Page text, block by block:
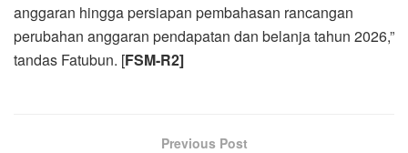
anggaran hingga persiapan pembahasan rancangan
perubahan anggaran pendapatan dan belanja tahun 2026,”
tandas Fatubun. [FSM-R2]
Previous Post